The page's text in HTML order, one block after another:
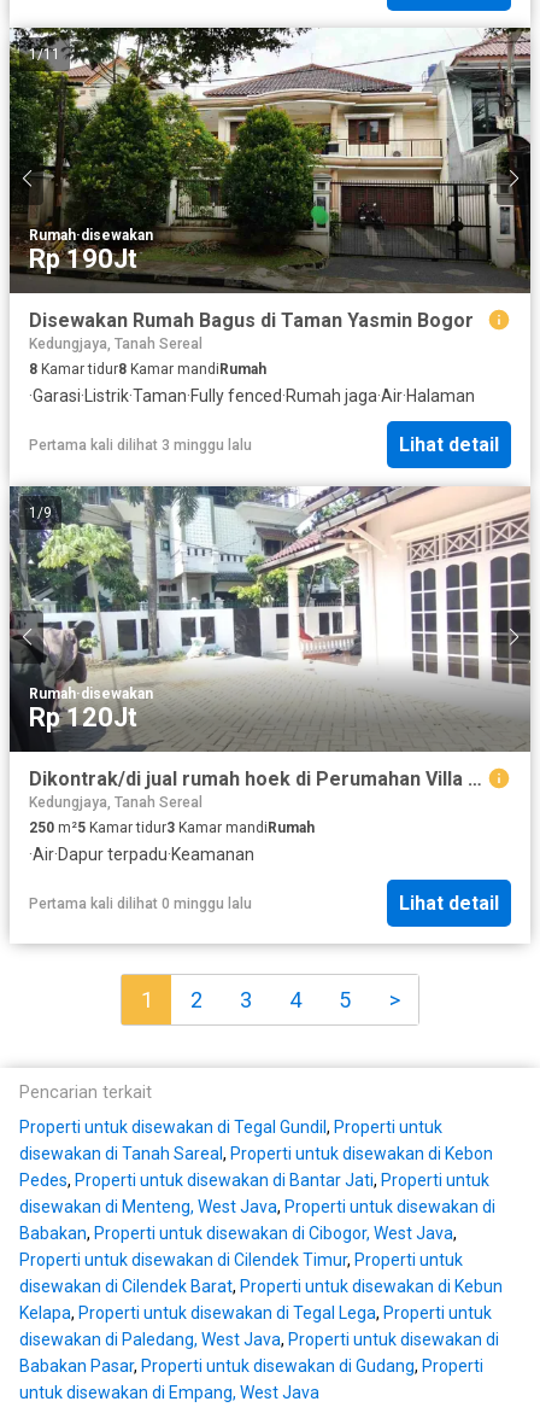
1/11
Rumah·disewakan
Rp 190Jt
Disewakan Rumah Bagus di Taman Yasmin Bogor
Kedungjaya, Tanah Sereal
8 Kamar tidur8 Kamar mandi Rumah
·Garasi· Listrik·Taman·Fully fenced·Rumah jaga·Air·Halaman
Pertama kali dilihat 3 minggu lalu Lihat detail
1/9
Rumah·disewakan
Rp 120Jt
Dikontrak/di jual rumah hoek di Perumahan Villa kota Bogor
Kedungjaya, Tanah Sereal
250 m²5 Kamar tidur3 Kamar mandiRumah
·Air·Dapur terpadu·Keamanan
Pertama kali dilihat 0 minggu lalu Lihat detail
1 2 3 4 5 >
Pencarian terkait
Properti untuk disewakan di Tegal Gundil , Properti untuk
disewakan di Tanah Sareal, Properti untuk disewakan di Kebon
Pedes, Properti untuk disewakan di Bantar Jati, Properti untuk
disewakan di Menteng, West Java, Properti untuk disewakan di
Babakan, Properti untuk disewakan di Cibogor, West Java,
Properti untuk disewakan di Cilendek Timur, Properti untuk
disewakan di Cilendek Barat, Properti untuk disewakan di Kebun
Kelapa, Properti untuk disewakan di Tegal Lega, Properti untuk
disewakan di Paledang, West Java, Properti untuk disewakan di
Babakan Pasar, Properti untuk disewakan di Gudang, Properti
untuk disewakan di Empang, West Java